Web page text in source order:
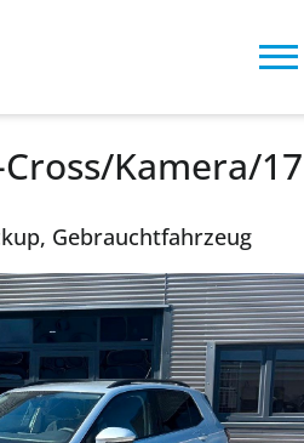
Kamera/17
Gebrauchtfahrzeug